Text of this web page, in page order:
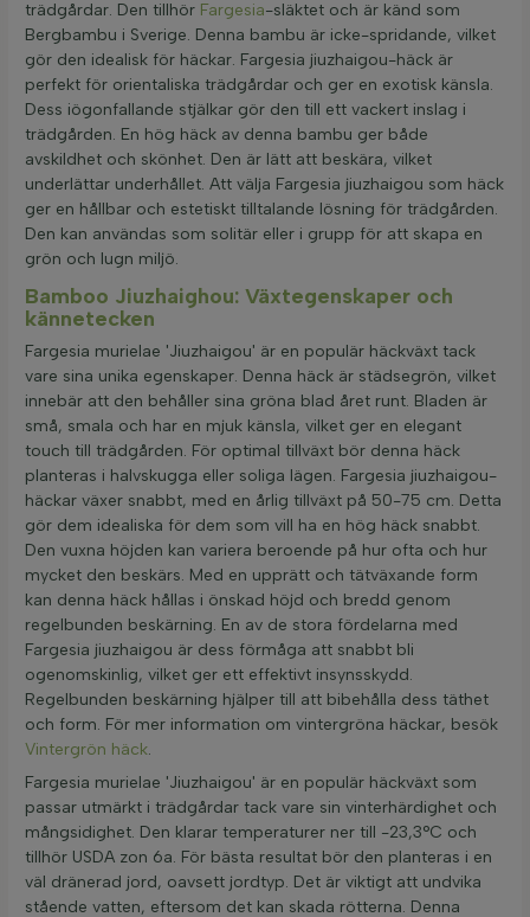
trädgårdar. Den tillhör Fargesia-släktet och är känd som
Bergbambu i Sverige. Denna bambu är icke-spridande, vilket
gör den idealisk för häckar. Fargesia jiuzhaigou-häck är
perfekt för orientaliska trädgårdar och ger en exotisk känsla.
Dess iögonfallande stjälkar gör den till ett vackert inslag i
trädgården. En hög häck av denna bambu ger både
avskildhet och skönhet. Den är lätt att beskära, vilket
underlättar underhållet. Att välja Fargesia jiuzhaigou som häck
ger en hållbar och estetiskt tilltalande lösning för trädgården.
Den kan användas som solitär eller i grupp för att skapa en
grön och lugn miljö.
Bamboo Jiuzhaighou: Växtegenskaper och
kännetecken
Fargesia murielae 'Jiuzhaigou' är en populär häckväxt tack
vare sina unika egenskaper. Denna häck är städsegrön, vilket
innebär att den behåller sina gröna blad året runt. Bladen är
små, smala och har en mjuk känsla, vilket ger en elegant
touch till trädgården. För optimal tillväxt bör denna häck
planteras i halvskugga eller soliga lägen. Fargesia jiuzhaigou-
häckar växer snabbt, med en årlig tillväxt på 50-75 cm. Detta
gör dem idealiska för dem som vill ha en hög häck snabbt.
Den vuxna höjden kan variera beroende på hur ofta och hur
mycket den beskärs. Med en upprätt och tätväxande form
kan denna häck hållas i önskad höjd och bredd genom
regelbunden beskärning. En av de stora fördelarna med
Fargesia jiuzhaigou är dess förmåga att snabbt bli
ogenomskinlig, vilket ger ett effektivt insynsskydd.
Regelbunden beskärning hjälper till att bibehålla dess täthet
och form. För mer information om vintergröna häckar, besök
Vintergrön häck.
Fargesia murielae 'Jiuzhaigou' är en populär häckväxt som
passar utmärkt i trädgårdar tack vare sin vinterhärdighet och
mångsidighet. Den klarar temperaturer ner till -23,3°C och
tillhör USDA zon 6a. För bästa resultat bör den planteras i en
väl dränerad jord, oavsett jordtyp. Det är viktigt att undvika
stående vatten, eftersom det kan skada rötterna. Denna